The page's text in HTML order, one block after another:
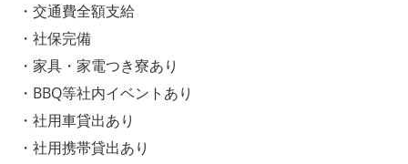
・交通費全額支給
・社保完備
・家具・家電つき寮あり
・BBQ等社内イベントあり
・社用車貸出あり
・社用携帯貸出あり